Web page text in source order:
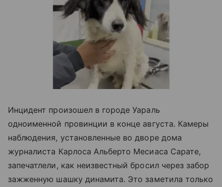
Инцидент произошел в городе Уараль
одноименной провинции в конце августа. Камеры
наблюдения, установленные во дворе дома
журналиста Карлоса Альберто Месиаса Сарате,
запечатлели, как неизвестный бросил через забор
зажженную шашку динамита. Это заметила только